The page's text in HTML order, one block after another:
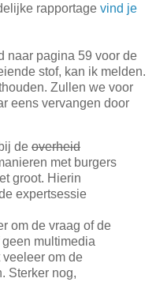
rapportage vind je
naar pagina 59 voor de
stof, kan ik melden.
Zullen we voor
eens vervangen door
de overheid
met burgers
groot. Hierin
expertsessie
om de vraag of de
multimedia
veeleer om de
Sterker nog,